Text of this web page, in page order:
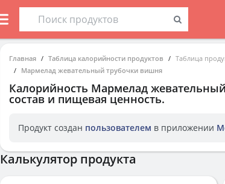
Главная Таблица калорийности продуктов
Таблица
Мармелад жевательный трубочки вишня
Калорийность Мармелад
состав и пищевая ценность.
Продукт создан пользователем в приложении
Калькулятор продукта